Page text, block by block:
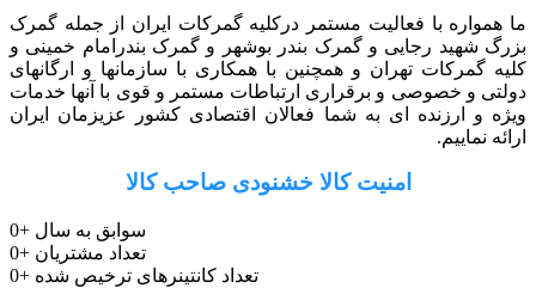
ما همواره با فعالیت مستمر درکلیه گمرکات ایران از جمله گمرک
بزرگ شهید رجایی و گمرک بندر بوشهر و گمرک بندرامام خمینی و
کلیه گمرکات تهران و همچنین با همکاری با سازمانها و ارگانهای
دولتی و خصوصی و برقراری ارتباطات مستمر و قوی با آنها خدمات
ویژه و ارزنده ای به شما فعالان اقتصادی کشور عزیزمان ایران
ارائه نماییم.
امنیت کالا خشنودی صاحب کالا
0+ سوابق به سال
0+ تعداد مشتریان
0+ تعداد کانتینرهای ترخیص شده